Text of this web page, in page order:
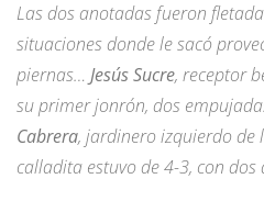
Las dos anotadas fueron
situaciones donde le sacó
piernas… Jesús Sucre, receptor
su primer jonrón, dos
Cabrera, jardinero izquierdo de
calladita estuvo de 4-3, con